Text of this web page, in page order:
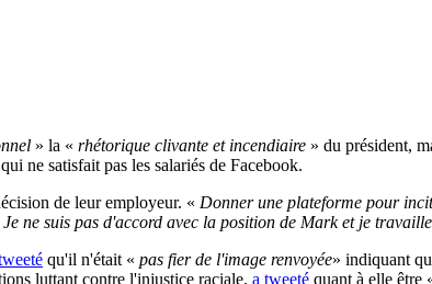
» la « rhétorique clivante et incendiaire » du président,
ne satisfait pas les salariés de Facebook.
de leur employeur. « Donner une plateforme pour
Je ne suis pas d'accord avec la position de Mark et je
qu'il n'était « pas fier de l'image renvoyée» indiquant
luttant contre l'injustice raciale, a tweeté quant à elle être